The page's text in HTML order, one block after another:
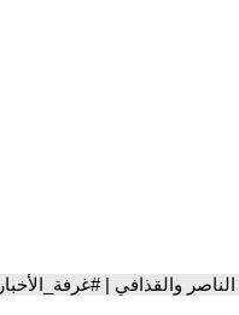
والقذافي | #غرفة_الأخبار